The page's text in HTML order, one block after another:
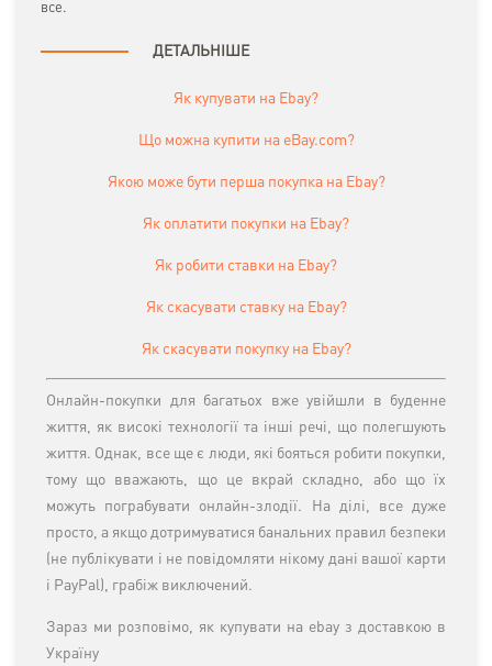
все.
ДЕТАЛЬНІШЕ
Як купувати на Ebay?
Що можна купити на eBay.com?
Якою може бути перша покупка на Ebay?
Як оплатити покупки на Ebay?
Як робити ставки на Ebay?
Як скасувати ставку на Ebay?
Як скасувати покупку на Ebay?
Онлайн-покупки для багатьох вже увійшли в буденне
життя, як високі технології та інші речі, що полегшують
життя. Однак, все ще є люди, які бояться робити покупки,
тому що вважають, що це вкрай складно, або що їх
можуть пограбувати онлайн-злодії. На ділі, все дуже
просто, а якщо дотримуватися банальних правил безпеки
(не публікувати і не повідомляти нікому дані вашої карти
і PayPal), грабіж виключений.
Зараз ми розповімо, як купувати на ebay з доставкою в
Україну